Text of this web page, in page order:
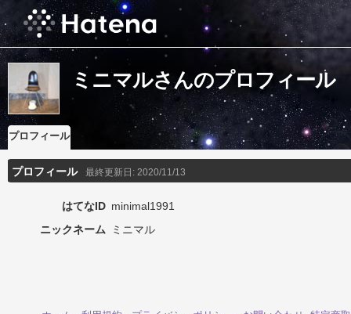
ミニマルさんのプロフィール
プロフィール
プロフィール 最終更新日: 2020/11/13
はてなID minimal1991
ニックネーム
ミニマル